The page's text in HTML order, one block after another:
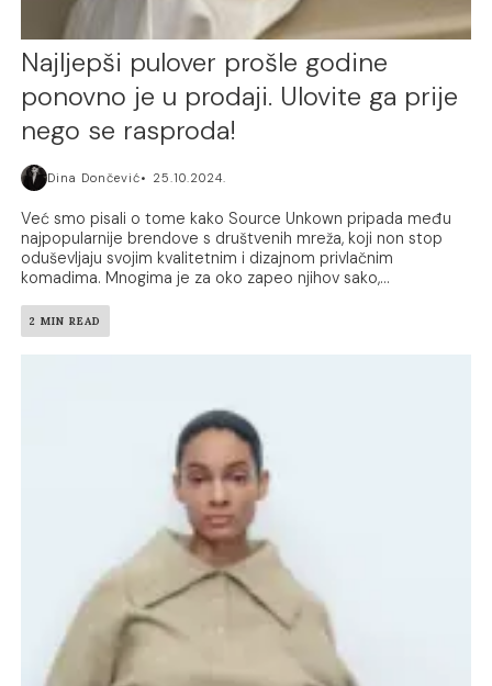
Najljepši pulover prošle godine
ponovno je u prodaji. Ulovite ga prije
nego se rasproda!
Dina Dončević 25.10.2024.
Već smo pisali o tome kako Source Unkown pripada među
najpopularnije brendove s društvenih mreža, koji non stop
oduševljaju svojim kvalitetnim i dizajnom privlačnim
komadima. Mnogima je za oko zapeo njihov sako,...
2 MIN READ